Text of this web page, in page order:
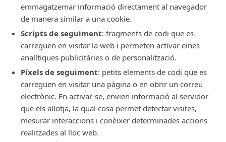
emmagatzemar informació directament al navegador
de manera similar a una cookie.
Scripts de seguiment: fragments de codi que es
carreguen en visitar la web i permeten activar eines
analítiques publicitàries o de personalització.
Píxels de seguiment: petits elements de codi que es
carreguen en visitar una pàgina o en obrir un correu
electrònic. En activar-se, envien informació al servidor
que els allotja, la qual cosa permet detectar visites,
mesurar interaccions i conèixer determinades accions
realitzades al lloc web.